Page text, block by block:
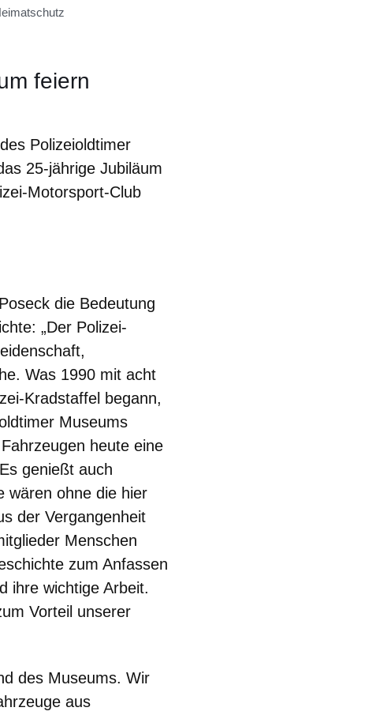
feiern
Polizeioldtimer
25-jährige Jubiläum
Motorsport-Club
die Bedeutung
„Der Polizei-
Was 1990 mit acht
Kradstaffel begann,
Museums
heute eine
genießt auch
wären ohne die hier
der Vergangenheit
Menschen
zum Anfassen
ihre wichtige Arbeit.
Vorteil unserer
des Museums. Wir
aus